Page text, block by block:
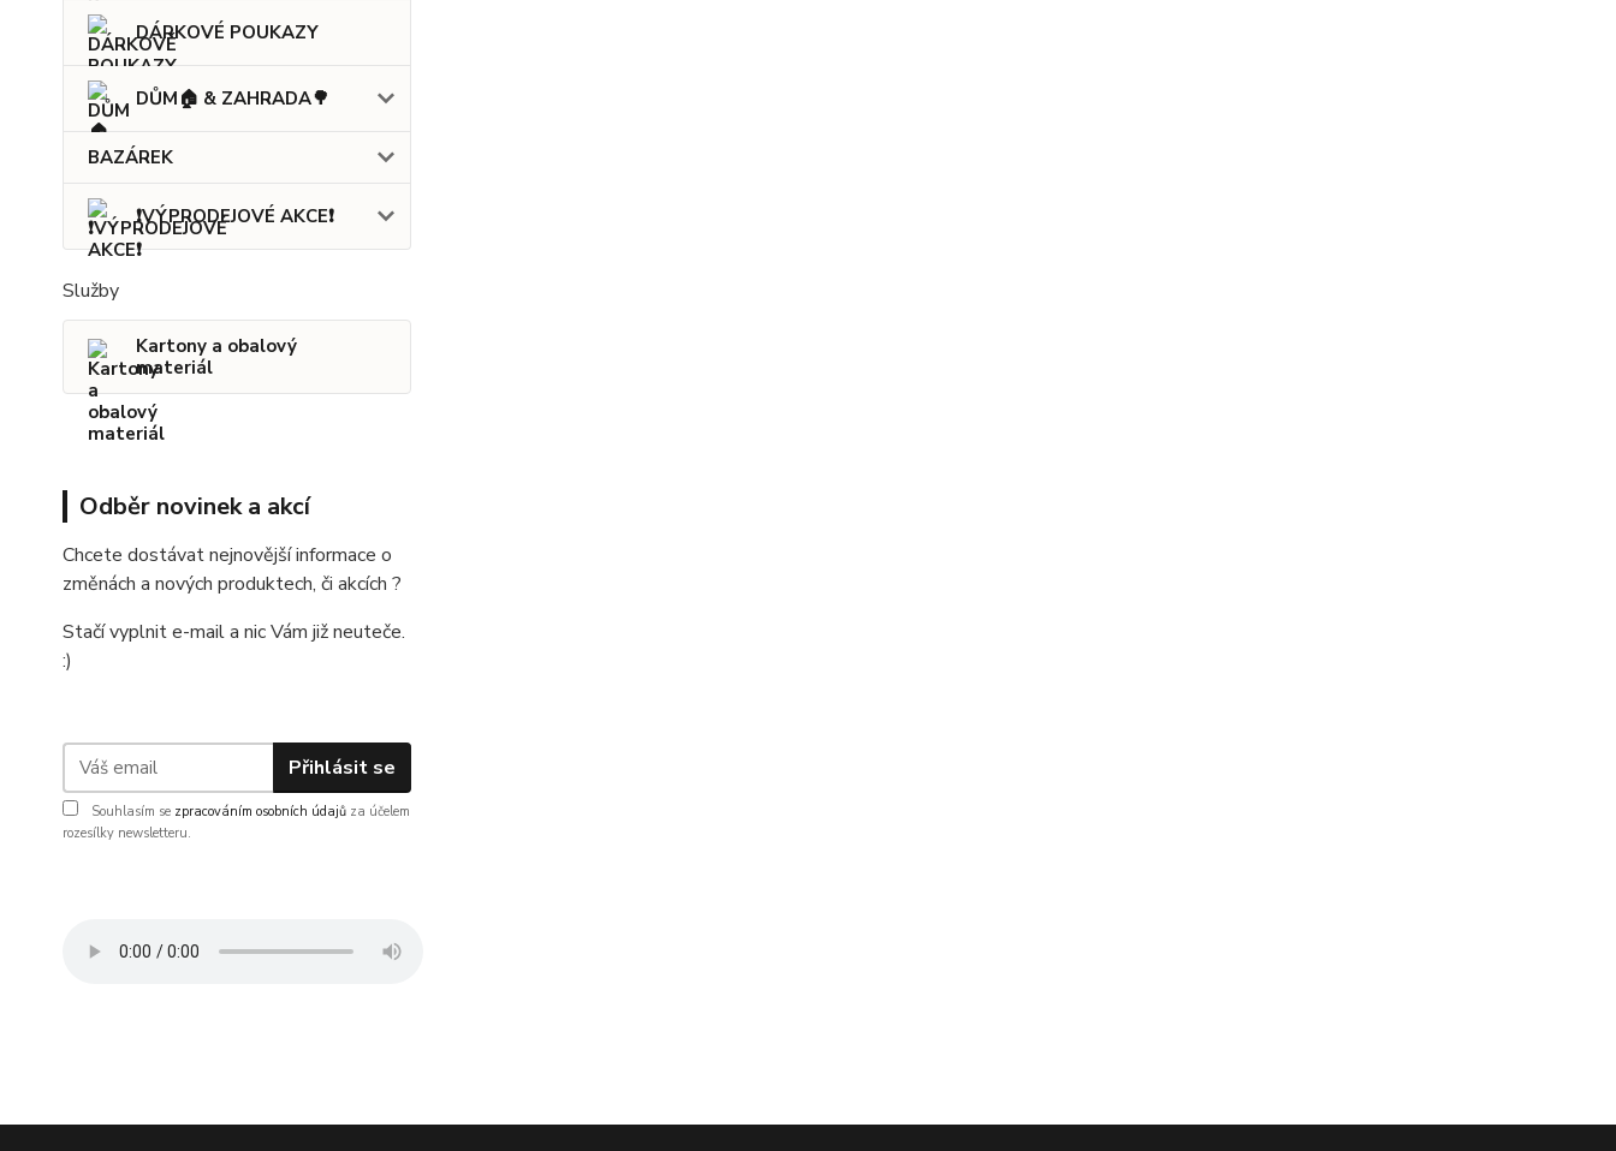
DÁRKOVÉ POUKAZY
DŮM🏠 & ZAHRADA🌳
BAZÁREK
❗VÝPRODEJOVÉ AKCE❗
Služby
Kartony a obalový
materiál
Odběr novinek a akcí
Chcete dostávat nejnovější informace o
změnách a nových produktech, či akcích ?
Stačí vyplnit e-mail a nic Vám již neuteče.
:)
Přihlásit se
Souhlasím se zpracováním osobních údajů za účelem
rozesílky newsletteru.